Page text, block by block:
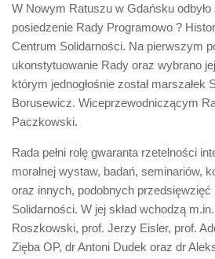
Życiorys
Biuro Senatorskie
Polecane
Senat
Platforma Obywatelska
Fundacja Jacka Kaczmarskiego
Fundacja Batorego
W Nowym Ratuszu w Gdańsku
posiedzenie Rady Programowo ?
Centrum Solidarności. Na pierwszym
ukonstytuowanie Rady oraz wybrano
którym jednogłośnie został marszałek
Borusewicz. Wiceprzewodniczącym
Paczkowski.
Rada pełni rolę gwaranta rzetelności
moralnej wystaw, badań, seminariów,
oraz innych, podobnych
Solidarności. W jej skład wchodzą
Roszkowski, prof. Jerzy Eisler, prof.
Zięba OP, dr Antoni Dudek oraz dr